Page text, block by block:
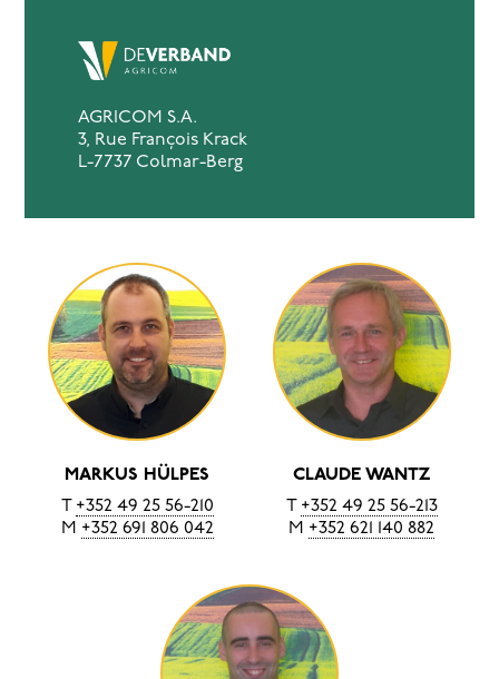
AGRICOM S.A.
3, Rue François Krack
L-7737 Colmar-Berg
MARKUS HÜLPES
T +352 49 25 56-210
M +352 691 806 042
CLAUDE WANTZ
T +352 49 25 56-213
M +352 621 140 882